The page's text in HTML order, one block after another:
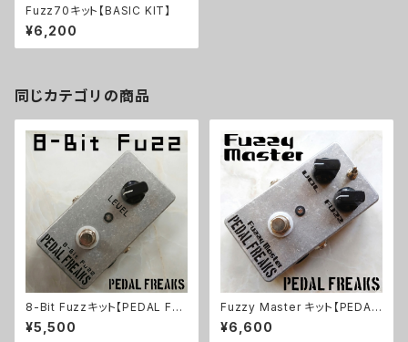
Fuzz70キット【BASIC KIT】
¥6,200
同じカテゴリの商品
8-Bit Fuzzキット【PEDAL FRE
AKS】
¥5,500
Fuzzy Master キット【PEDAL
FREAKS】
¥6,600